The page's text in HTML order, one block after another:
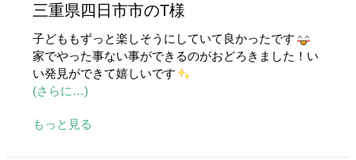
三重県四日市市のT様
子どももずっと楽しそうにしていて良かったです
家でやった事ない事ができるのがおどろきました！い
い発見ができて嬉しいです
(さらに…)
もっと見る